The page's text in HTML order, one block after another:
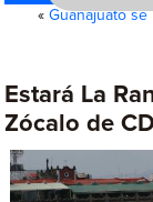
« Guanajuato
Estará La
Zócalo de